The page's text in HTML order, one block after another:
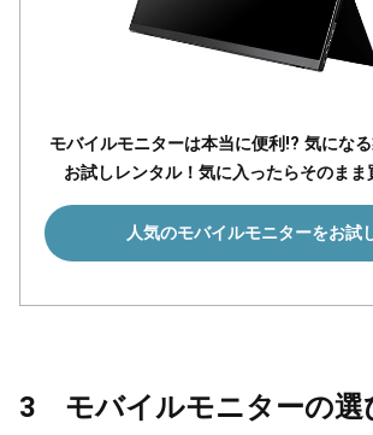
モバイルモニターは本当に便利!? 気にな
お試しレンタル！気に入ったらそのまま
人気のモバイルモニターをお試
3 モバイルモニターの選